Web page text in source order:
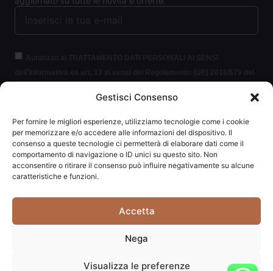
Gestisci Consenso
Per fornire le migliori esperienze, utilizziamo tecnologie come i cookie
per memorizzare e/o accedere alle informazioni del dispositivo. Il
consenso a queste tecnologie ci permetterà di elaborare dati come il
comportamento di navigazione o ID unici su questo sito. Non
acconsentire o ritirare il consenso può influire negativamente su alcune
caratteristiche e funzioni.
Accetta
Nega
Visualizza le preferenze
protezione delle persone fisiche con riguardo al trattamento dei dati
informazioni.
ISCRIVITI ALLA NEWSLETTER
Carpediem di Traversa Monia | P.IVA: 03415840408 | REA: